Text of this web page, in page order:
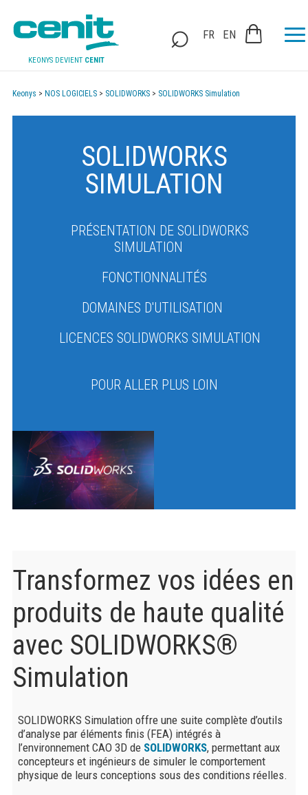
KEONYS DEVIENT CENIT
FR EN
Keonys > NOS LOGICIELS> SOLIDWORKS> SOLIDWORKS Simulation
SOLIDWORKS
SIMULATION
PRÉSENTATION DE SOLIDWORKS
SIMULATION
FONCTIONNALITÉS
DOMAINES D'UTILISATION
LICENCES SOLIDWORKS SIMULATION
POUR ALLER PLUS LOIN
Transformez vos idées en
produits de haute qualité
avec SOLIDWORKS®
Simulation
SOLIDWORKS Simulation offre une suite complète d’outils
d’analyse par éléments finis (FEA) intégrés à
l’environnement CAO 3D de SOLIDWORKS, permettant aux
concepteurs et ingénieurs de simuler le comportement
physique de leurs conceptions sous des conditions réelles.